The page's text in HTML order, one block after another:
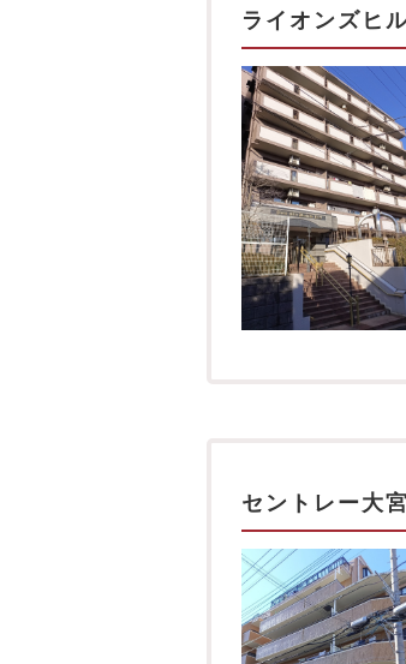
ライオンズヒ
セントレー大宮